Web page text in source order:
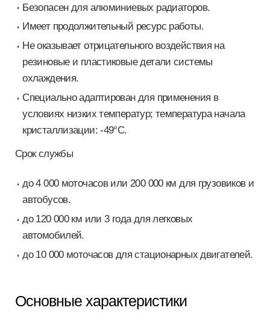
Безопасен для алюминиевых радиаторов.
Имеет продолжительный ресурс работы.
Не оказывает отрицательного воздействия на
резиновые и пластиковые детали системы
охлаждения.
Специально адаптирован для применения в
условиях низких температур; температура начала
кристаллизации: -49°С.
Срок службы
до 4 000 моточасов или 200 000 км для грузовиков и
автобусов.
до 120 000 км или 3 года для легковых
автомобилей.
до 10 000 моточасов для стационарных двигателей.
Основные характеристики